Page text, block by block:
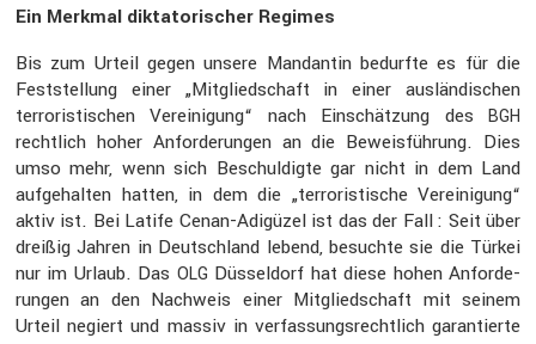
Ein Merkmal dikta­to­ri­scher Regimes
Bis zum Urteil gegen unsere Mandantin bedurfte es für die
Feststel­lung einer „Mitglied­schaft in einer auslän­di­schen
terro­ris­ti­schen Verei­ni­gung“ nach Einschät­zung des BGH
recht­lich hoher Anfor­de­rungen an die Beweis­füh­rung. Dies
umso mehr, wenn sich Beschul­digte gar nicht in dem Land
aufge­halten hatten, in dem die „terro­ris­ti­sche Verei­ni­gung“
aktiv ist. Bei Latife Cenan-Adigüzel ist das der Fall : Seit über
dreißig Jahren in Deutsch­land lebend, besuchte sie die Türkei
nur im Urlaub. Das OLG Düssel­dorf hat diese hohen Anfor­de­
rungen an den Nachweis einer Mitglied­schaft mit seinem
Urteil negiert und massiv in verfas­sungs­recht­lich garan­tierte